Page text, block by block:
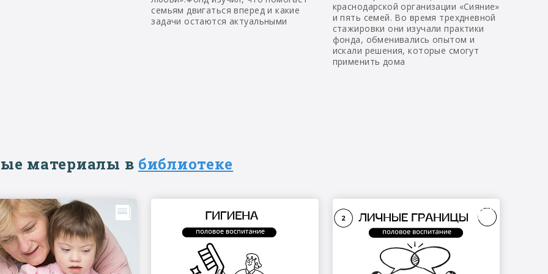
семьям двигаться вперед и какие
задачи остаются актуальными
краснодарской организации «Сияние»
и пять семей. Во время трехдневной
стажировки они изучали практики
фонда, обменивались опытом и
искали решения, которые смогут
применить дома
материалы в библиотеке